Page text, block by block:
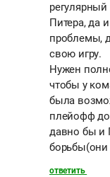
Питера, да
проблемы,
свою игру.
Нужен
чтобы у
была
плейофф
давно бы и
борьбы(они
ответить